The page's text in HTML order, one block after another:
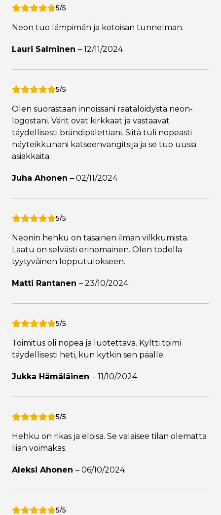
5/5
Neon tuo lämpimän ja kotoisan tunnelman.
Lauri Salminen – 12/11/2024
5/5
Olen suorastaan innoissani räätälöidystä neon-
logostani. Värit ovat kirkkaat ja vastaavat
täydellisesti brändipalettiani. Siitä tuli nopeasti
näyteikkunani katseenvangitsija ja se tuo uusia
asiakkaita.
Juha Ahonen – 02/11/2024
5/5
Neonin hehku on tasainen ilman vilkkumista.
Laatu on selvästi erinomainen. Olen todella
tyytyväinen lopputulokseen.
Matti Rantanen – 23/10/2024
5/5
Toimitus oli nopea ja luotettava. Kyltti toimi
täydellisesti heti, kun kytkin sen päälle.
Jukka Hämäläinen – 11/10/2024
5/5
Hehku on rikas ja eloisa. Se valaisee tilan olematta
liian voimakas.
Aleksi Ahonen – 06/10/2024
5/5